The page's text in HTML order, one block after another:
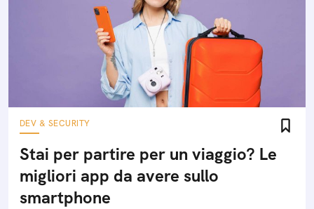
DEV & SECURITY
Stai per partire per un viaggio? Le
migliori app da avere sullo
smartphone